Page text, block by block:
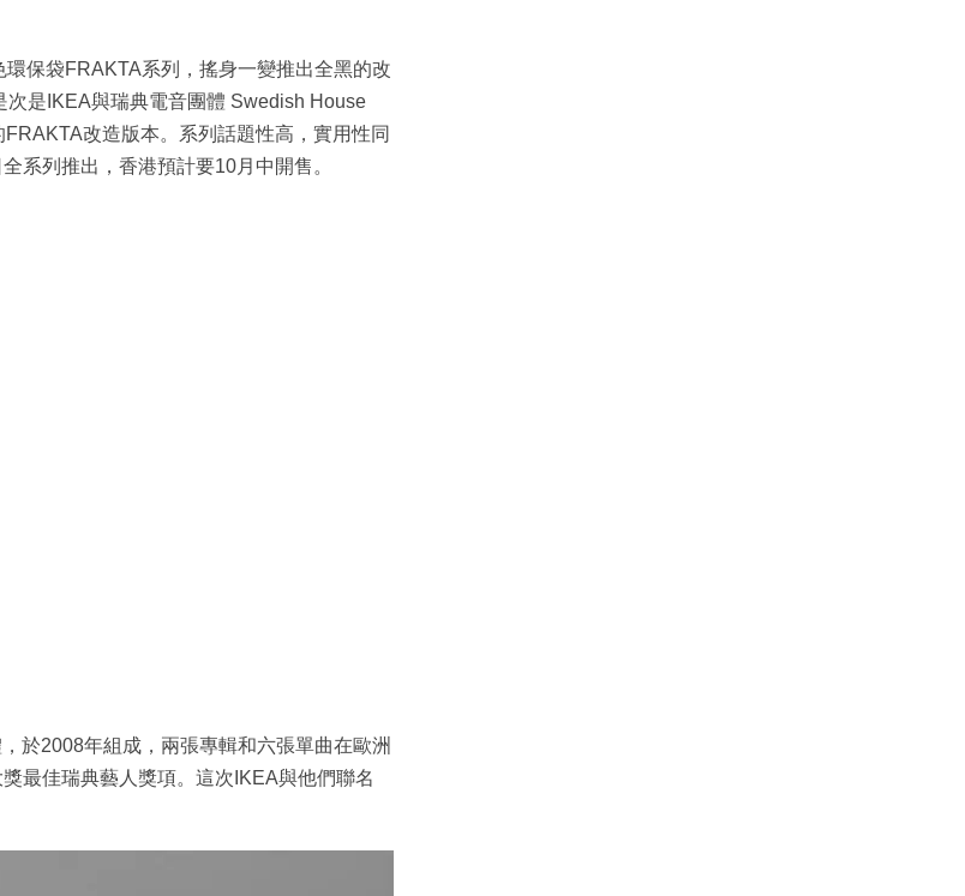
環保袋FRAKTA系列，搖身一變推出全黑的改
是IKEA與瑞典電音團體 Swedish House
改造版本。系列話題性高，實用性同
系列推出，香港預計要10月中開售。
於2008年組成，兩張專輯和六張單曲在歐洲
最佳瑞典藝人獎項。這次IKEA與他們聯名